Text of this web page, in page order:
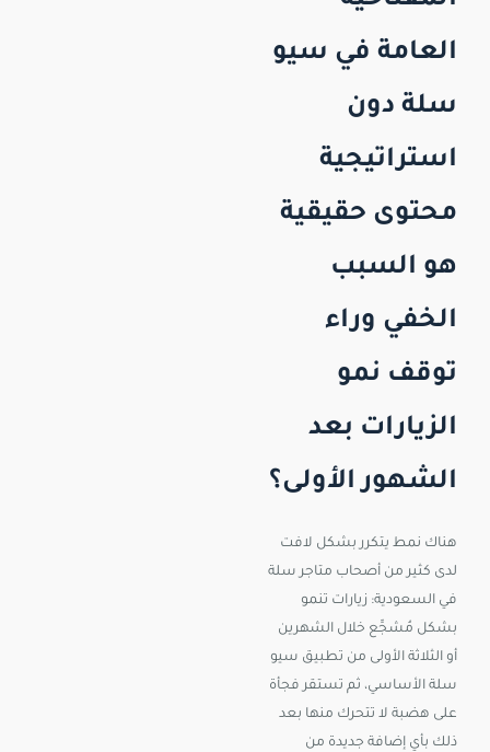
العامة في سيو
سلة دون
استراتيجية
محتوى حقيقية
هو السبب
الخفي وراء
توقف نمو
الزيارات بعد
الشهور الأولى؟
هناك نمط يتكرر بشكل لافت
لدى كثير من أصحاب متاجر سلة
في السعودية: زيارات تنمو
بشكل مُشجِّع خلال الشهرين
أو الثلاثة الأولى من تطبيق سيو
سلة الأساسي، ثم تستقر فجأة
على هضبة لا تتحرك منها بعد
ذلك بأي إضافة جديدة من